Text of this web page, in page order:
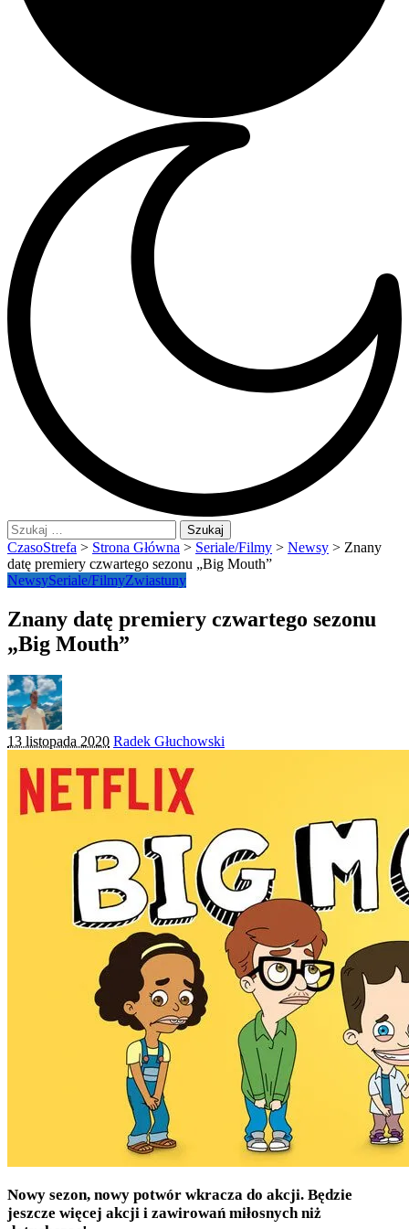
Szukaj:
CzasoStrefa > Strona Główna > Seriale/Filmy > Newsy > Znany
datę premiery czwartego sezonu „Big Mouth”
NewsySeriale/FilmyZwiastuny
Znany datę premiery czwartego sezonu
„Big Mouth”
13 listopada 2020 Posted
Radek Głuchowski
Nowy sezon, nowy potwór wkracza do akcji. Będzie
jeszcze więcej akcji i zawirowań miłosnych niż